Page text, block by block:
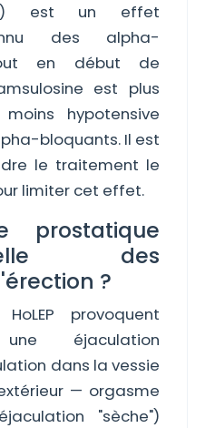
est un effet
des alpha-
en début de
est plus
hypotensive
bloquants. Il est
le traitement le
limiter cet effet.
prostatique
t-elle des
?
provoquent
éjaculation
dans la vessie
— orgasme
"sèche")